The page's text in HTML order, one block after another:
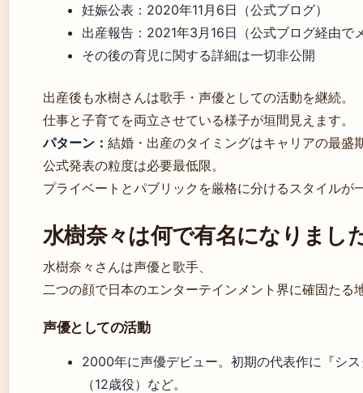
妊娠公表：2020年11月6日（公式ブログ）
出産報告：2021年3月16日（公式ブログ経由で
その後の育児に関する詳細は一切非公開
出産後も水樹さんは歌手・声優としての活動を継続。
仕事と子育てを両立させている様子が垣間見えます。
パターン： 結婚・出産のタイミングはキャリアの最盛
公式発表の粒度は必要最低限。
プライベートとパブリックを厳格に分けるスタイルが
水樹奈々は何で有名になりまし
水樹奈々さんは声優と歌手、
二つの顔で日本のエンターテインメント界に確固たる
声優としての活動
2000年に声優デビュー。初期の代表作に『シ
（12歳役）など。